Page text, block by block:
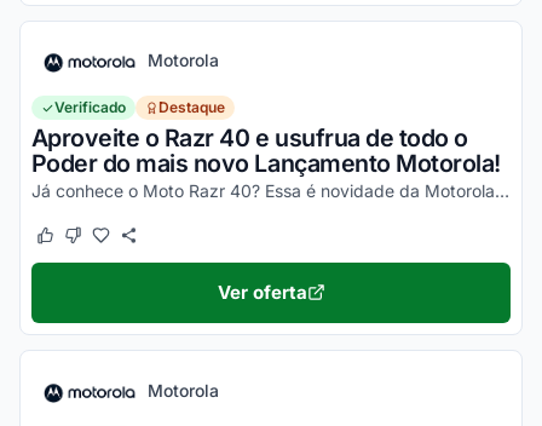
Motorola
Verificado Destaque
Aproveite o Razr 40 e usufrua de todo o
Poder do mais novo Lançamento Motorola!
Já conhece o Moto Razr 40? Essa é novidade da Motorola, um celular impecável, com um desempenho incrível e que ainda dobra! Não perca a chance de garantir o seu e aproveite os desc...
Este cupom funcionou
Este cupom não funcionou
Ver oferta
Motorola